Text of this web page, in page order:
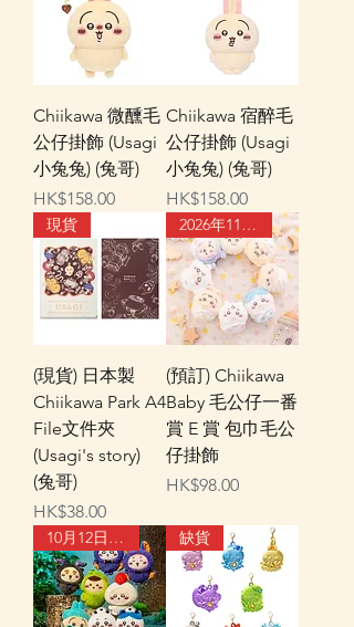
Chiikawa 微醺毛
公仔掛飾 (Usagi
小兔兔) (兔哥)
價格
HK$158.00
Chiikawa 宿醉毛
公仔掛飾 (Usagi
小兔兔) (兔哥)
價格
HK$158.00
現貨
(現貨) 日本製
Chiikawa Park A4
File文件夾
(Usagi's story)
(兔哥)
價格
HK$38.00
2026年11月中旬到貨
(預訂) Chiikawa
Baby 毛公仔一番
賞 E 賞 包巾毛公
仔掛飾
價格
HK$98.00
10月12日到貨 缺貨